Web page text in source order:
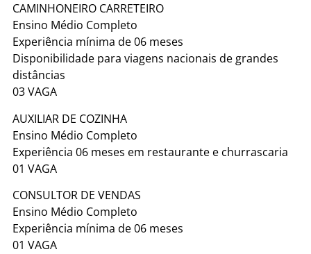
CAMINHONEIRO CARRETEIRO
Ensino Médio Completo
Experiência mínima de 06 meses
Disponibilidade para viagens nacionais de grandes
distâncias
03 VAGA
AUXILIAR DE COZINHA
Ensino Médio Completo
Experiência 06 meses em restaurante e churrascaria
01 VAGA
CONSULTOR DE VENDAS
Ensino Médio Completo
Experiência mínima de 06 meses
01 VAGA